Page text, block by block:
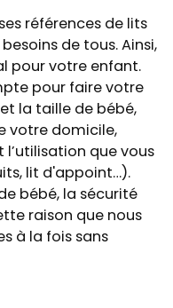
références de lits
de tous. Ainsi,
pour votre enfant.
pour faire votre
la taille de bébé,
votre domicile,
que vous
lit d'appoint…).
bébé, la sécurité
raison que nous
à la fois sans